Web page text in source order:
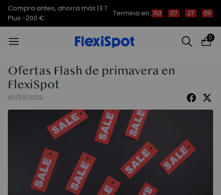
Compra antes, ahorra más | E7
Plus -200 €
Termina en 11d : 07 : 27 : 07
0
Ofertas Flash de primavera en
FlexiSpot
09/03/2022